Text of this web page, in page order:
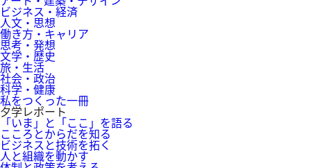
ビジネス・経済
人文・思想
働き方・キャリア
思考・発想
文学・歴史
旅・生活
社会・政治
科学・健康
私をつくった一冊
夕学レポート
「いま」と「ここ」を語る
こころとからだを知る
ビジネスと技術を拓く
人と組織を動かす